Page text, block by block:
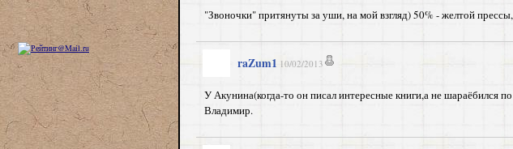
"Звоночки" притянуты за уши, на мой взгляд) 50% - желтой
raZum1 10/02/2013
У Акунина(когда-то он писал интересные книги,а не шараёбился
Владимир.